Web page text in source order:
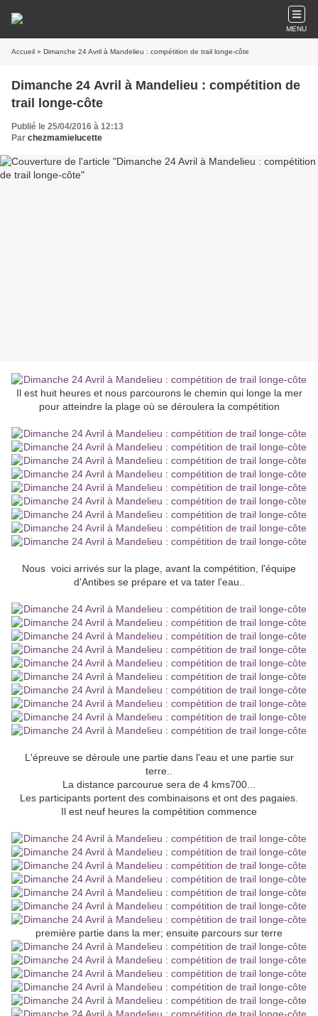
MENU
Accueil » Dimanche 24 Avril à Mandelieu : compétition de trail longe-côte
Dimanche 24 Avril à Mandelieu : compétition de
trail longe-côte
Publié le 25/04/2016 à 12:13
Par chezmamielucette
Il est huit heures et nous parcourons le chemin qui longe la mer
pour atteindre la plage où se déroulera la compétition
Nous voici arrivés sur la plage, avant la compétition, l'équipe
d'Antibes se prépare et va tater l'eau..
L'épreuve se déroule une partie dans l'eau et une partie sur
terre..
La distance parcourue sera de 4 kms700...
Les participants portent des combinaisons et ont des pagaies.
Il est neuf heures la compétition commence
première partie dans la mer; ensuite parcours sur terre